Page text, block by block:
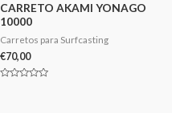
CARRETO AKAMI YONAGO
10000
Carretos para Surfcasting
€70,00